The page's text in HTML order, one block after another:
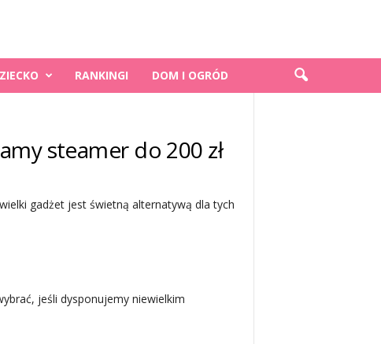
RANKINGI DOM I OGRÓD
steamer do 200 zł
gadżet jest świetną alternatywą dla tych
jeśli dysponujemy niewielkim